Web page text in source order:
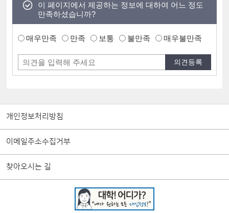
이 페이지에서 제공하는 정보에 대하여 어느 정도
만족하셨습니까?
매우만족 만족 보통 불만족 매우불만족
개인정보처리방침
이메일주소수집거부
찾아오시는 길